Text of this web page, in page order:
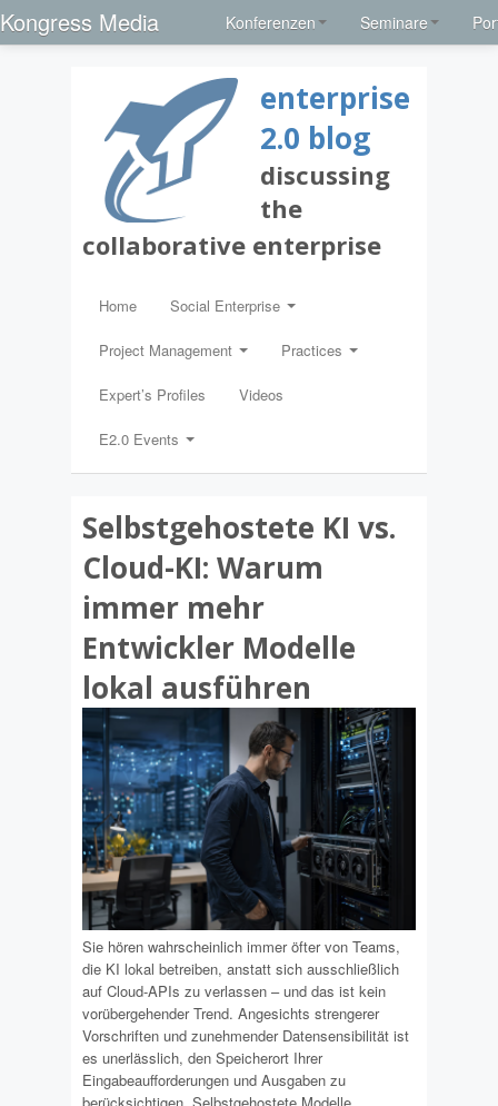
Kongress Media Konferenzen Seminare
enterprise
2.0 blog
discussing
the
collaborative enterprise
Home Social Enterprise
Project Management Practices
Expert’s Profiles Videos
E2.0 Events
Selbstgehostete KI vs.
Cloud-KI: Warum
immer mehr
Entwickler Modelle
lokal ausführen
Sie hören wahrscheinlich immer öfter von Teams,
die KI lokal betreiben, anstatt sich ausschließlich
auf Cloud-APIs zu verlassen – und das ist kein
vorübergehender Trend. Angesichts strengerer
Vorschriften und zunehmender Datensensibilität ist
es unerlässlich, den Speicherort Ihrer
Eingabeaufforderungen und Ausgaben zu